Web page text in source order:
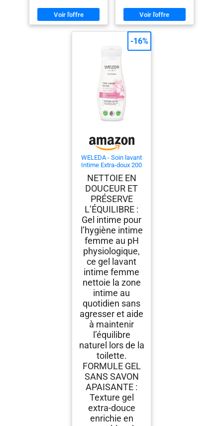
WELEDA - Soin lavant
Intime Extra-doux 200
NETTOIE EN
DOUCEUR ET
PRÉSERVE
L’ÉQUILIBRE :
Gel intime pour
l’hygiène intime
femme au pH
physiologique,
ce gel lavant
intime femme
nettoie la zone
intime au
quotidien sans
agresser et aide
à maintenir
l’équilibre
naturel lors de la
toilette.
FORMULE GEL
SANS SAVON
APAISANTE :
Texture gel
extra-douce
enrichie en
-16%